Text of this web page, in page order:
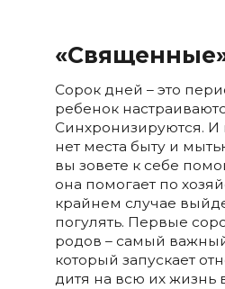
Сорок дней – это
ребенок
Синхронизируются. И
нет места быту и
вы зовете к себе
она помогает по
крайнем случае
погулять. Первые
родов – самый
который запускает
дитя на всю их жизнь